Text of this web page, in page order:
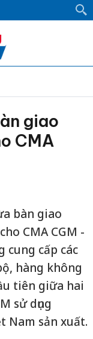
giao
CMA
bàn giao
CMA CGM -
cung cấp các
hàng không
tiên giữa hai
sử dụng
Nam sản xuất.